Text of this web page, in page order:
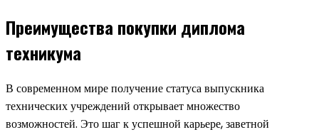
Преимущества покупки диплома
техникума
В современном мире получение статуса выпускника
технических учреждений открывает множество
возможностей. Это шаг к успешной карьере, заветной